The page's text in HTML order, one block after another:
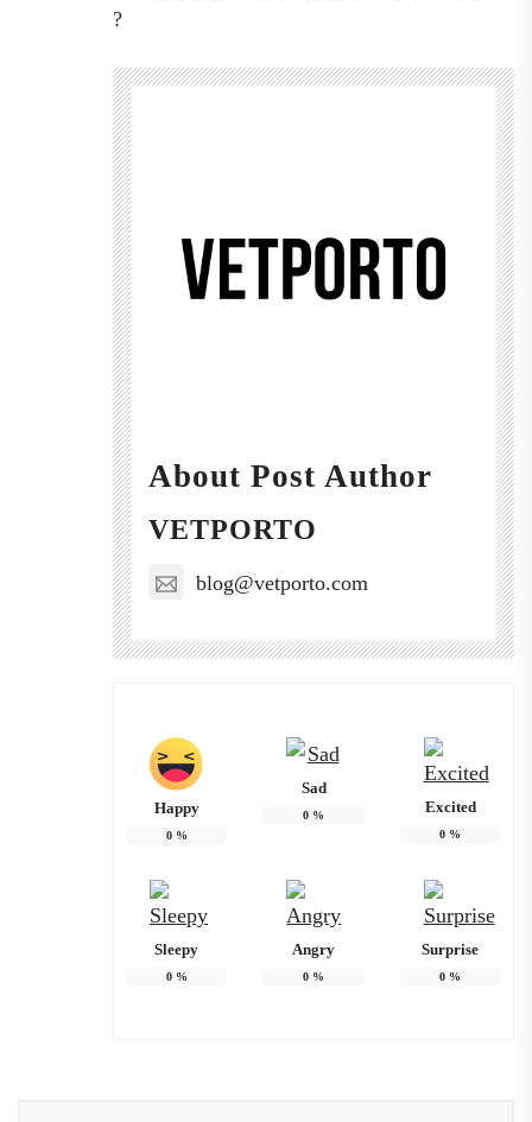
?
About Post Author
VETPORTO
blog@vetporto.com
Happy
0%
Sad
0 % Excited
0 %
Sleepy
0%
Angry
0 %
Surprise
0 %